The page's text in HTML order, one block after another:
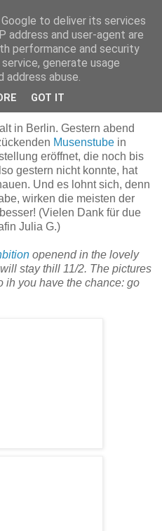
Blog
- jetzt in Berlin
in Berlin. Gestern abend
Musenstube in
eröffnet, die noch bis
gestern nicht konnte, hat
Und es lohnt sich, denn
wirken die meisten der
(Vielen Dank für due
Julia G.)
openend in the lovely
stay thill 11/2. The pictures
ih you have the chance: go
to deliver its services
address and user-agent are
performance and security
generate usage
abuse.
GOT IT